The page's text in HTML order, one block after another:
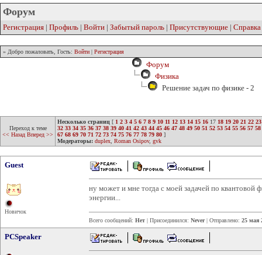
Форум
Регистрация | Профиль | Войти | Забытый пароль | Присутствующие | Справка
» Добро пожаловать, Гость: Войти | Регистрация
Форум
Физика
Решение задач по физике - 2
Переход к теме
<< Назад Вперед >>
Несколько страниц [ 1 2 3 4 5 6 7 8 9 10 11 12 13 14 15 16 17 18 19 20 21 22 23
32 33 34 35 36 37 38 39 40 41 42 43 44 45 46 47 48 49 50 51 52 53 54 55 56 57 58
67 68 69 70 71 72 73 74 75 76 77 78 79 80 ]
Модераторы: duplex Roman Osipov, gvk
Guest
Новичок
ну может и мне тогда с моей задачей по квантовой
энергии...
Всего сообщений: Нет | Присоединился: Never| Отправлено: 25 мая
PCSpeaker